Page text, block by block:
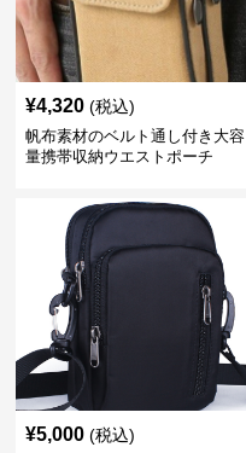
¥4,320 (税込)
帆布素材のベルト通し付き大容
量携帯収納ウエストポーチ
¥5,000 (税込)